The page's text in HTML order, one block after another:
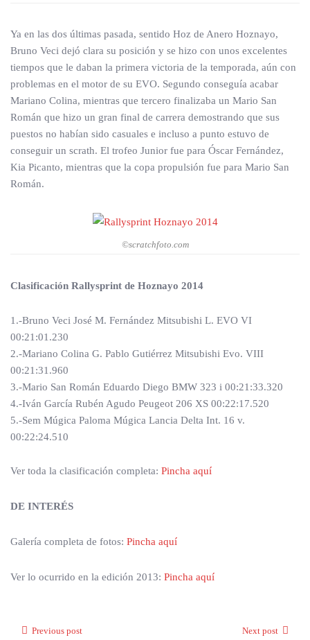
Ya en las dos últimas pasada, sentido Hoz de Anero Hoznayo,
Bruno Veci dejó clara su posición y se hizo con unos excelentes
tiempos que le daban la primera victoria de la temporada, aún con
problemas en el motor de su EVO. Segundo conseguía acabar
Mariano Colina, mientras que tercero finalizaba un Mario San
Román que hizo un gran final de carrera demostrando que sus
puestos no habían sido casuales e incluso a punto estuvo de
conseguir un scrath. El trofeo Junior fue para Óscar Fernández,
Kia Picanto, mientras que la copa propulsión fue para Mario San
Román.
©scratchfoto.com
Clasificación Rallysprint de Hoznayo 2014
1.-Bruno Veci José M. Fernández Mitsubishi L. EVO VI
00:21:01.230
2.-Mariano Colina G. Pablo Gutiérrez Mitsubishi Evo. VIII
00:21:31.960
3.-Mario San Román Eduardo Diego BMW 323 i 00:21:33.320
4.-Iván García Rubén Agudo Peugeot 206 XS 00:22:17.520
5.-Sem Múgica Paloma Múgica Lancia Delta Int. 16 v.
00:22:24.510
Ver toda la clasificación completa: Pincha aquí
DE INTERÉS
Galería completa de fotos: Pincha aquí
Ver lo ocurrido en la edición 2013: Pincha aquí
Previous post Next post